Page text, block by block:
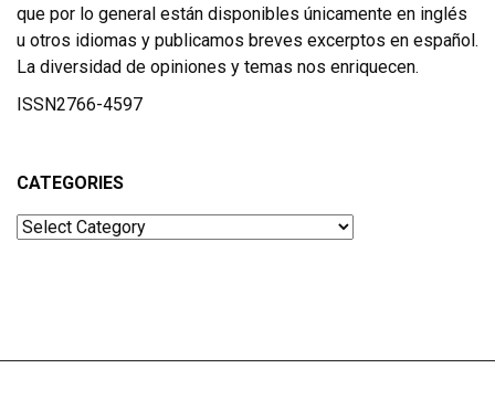
que por lo general están disponibles únicamente en inglés
u otros idiomas y publicamos breves excerptos en español.
La diversidad de opiniones y temas nos enriquecen.
ISSN2766-4597
CATEGORIES
Categories